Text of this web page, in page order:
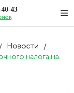
43
/ Новости /
налога на